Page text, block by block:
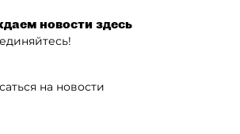
новости здесь
на новости